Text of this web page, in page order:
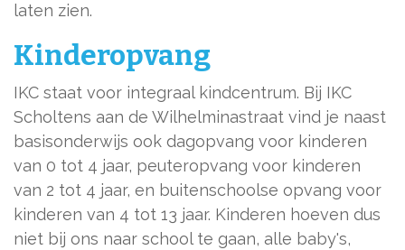
laten zien.
Kinderopvang
IKC staat voor integraal kindcentrum. Bij IKC
Scholtens aan de Wilhelminastraat vind je naast
basisonderwijs ook dagopvang voor kinderen
van 0 tot 4 jaar, peuteropvang voor kinderen
van 2 tot 4 jaar, en buitenschoolse opvang voor
kinderen van 4 tot 13 jaar. Kinderen hoeven dus
niet bij ons naar school te gaan, alle baby's,